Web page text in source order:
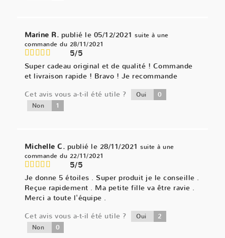
Marine R. publié le 05/12/2021 suite à une
commande du 28/11/2021
5/5
Super cadeau original et de qualité ! Commande
et livraison rapide ! Bravo ! Je recommande
Cet avis vous a-t-il été utile ?
Oui 0
Non 1
Michelle C. publié le 28/11/2021 suite à une
commande du 22/11/2021
5/5
Je donne 5 étoiles . Super produit je le conseille .
Reçue rapidement . Ma petite fille va être ravie .
Merci a toute l'équipe .
Cet avis vous a-t-il été utile ?
Oui 2
Non 0